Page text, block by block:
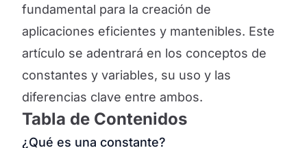
fundamental para la creación de
aplicaciones eficientes y mantenibles. Este
artículo se adentrará en los conceptos de
constantes y variables, su uso y las
diferencias clave entre ambos.
Tabla de Contenidos
¿Qué es una constante?